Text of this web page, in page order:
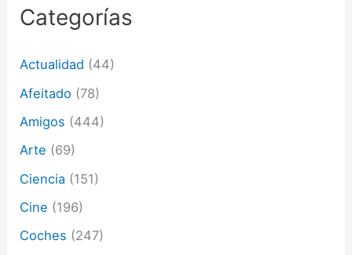
r
r
e
e
c
r
n
c
o
Categorías
Actualidad (44)
Afeitado (78)
Amigos (444)
Arte (69)
Ciencia (151)
Cine (196)
Coches (247)